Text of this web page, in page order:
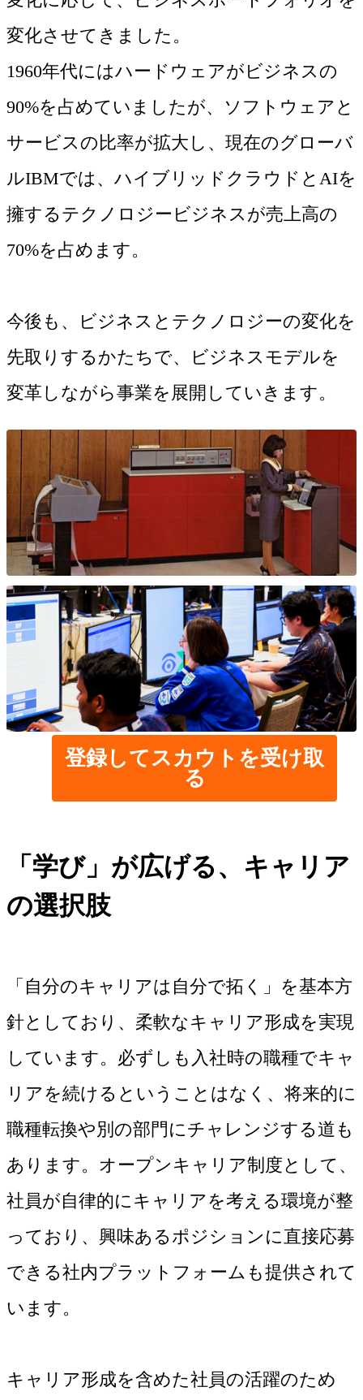
変化させてきました。
1960年代にはハードウェアがビジネスの
90%を占めていましたが、ソフトウェアと
サービスの比率が拡大し、現在のグローバ
ルIBMでは、ハイブリッドクラウドとAIを
擁するテクノロジービジネスが売上高の
70%を占めます。
今後も、ビジネスとテクノロジーの変化を
先取りするかたちで、ビジネスモデルを
登録してスカウトを受け取
る
「学び」が広げる、キャリア
の選択肢
「自分のキャリアは自分で拓く」を基本方
針としており、柔軟なキャリア形成を実現
しています。必ずしも入社時の職種でキャ
リアを続けるということはなく、将来的に
職種転換や別の部門にチャレンジする道も
あります。オープンキャリア制度として、
社員が自律的にキャリアを考える環境が整
っており、興味あるポジションに直接応募
できる社内プラットフォームも提供されて
います。
キャリア形成を含めた社員の活躍のため